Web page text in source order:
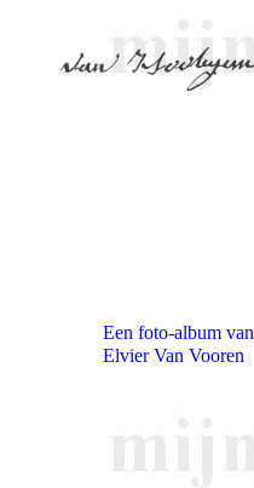
Een foto-album van
Elvier Van Vooren